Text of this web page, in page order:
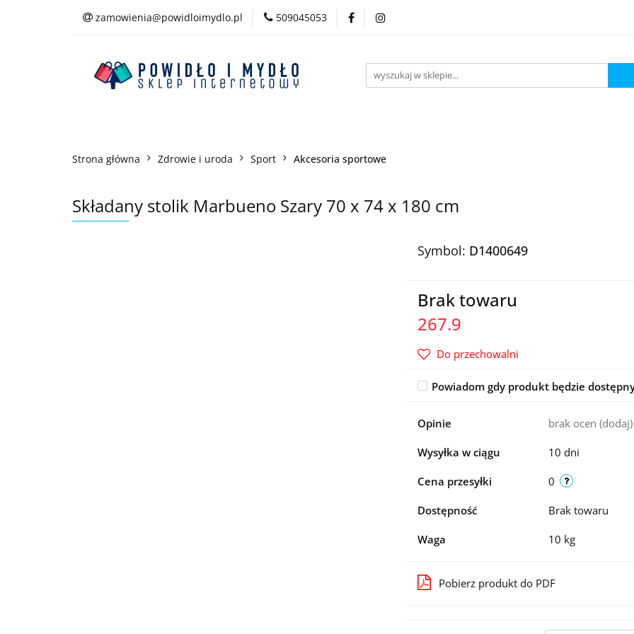
zamowienia@powidloimydlo.pl 509045053
Strona główna Zdrowie i uroda Sport Akcesoria sportowe
Składany stolik Marbueno Szary 70 x 74 x 180 cm
Symbol: D1400649
Brak towaru
267.9
Do przechowalni
Powiadom gdy produkt będzie
Opinie brak ocen (dodaj)
Wysyłka w ciągu 10 dni
Cena przesyłki 0
Dostępność Brak towaru
Waga 10 kg
Pobierz produkt do PDF